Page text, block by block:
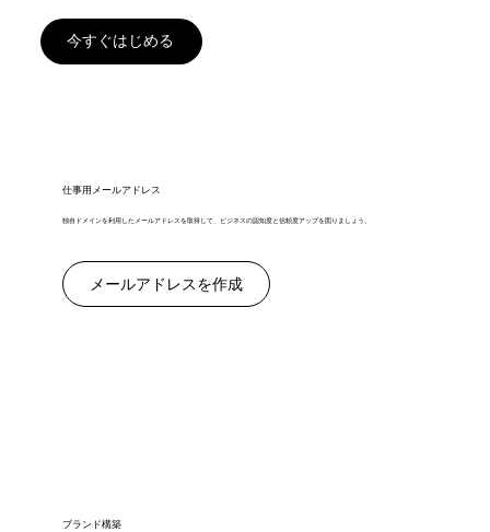
今すぐはじめる
仕事用メールアドレス
独自ドメインを利用したメールアドレスを取得して、ビジネスの認知度と信頼度アップを図りましょう。
メールアドレスを作成
ブランド構築